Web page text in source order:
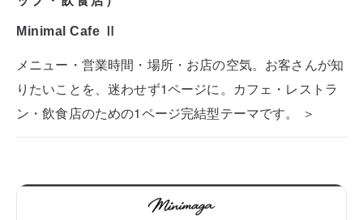
Minimal Cafe Ⅱ
メニュー・営業時間・場所・お店の空気。お客さんが知
りたいことを、迷わせず1ページに。カフェ・レストラ
ン・飲食店のための1ページ完結型テーマです。 ＞